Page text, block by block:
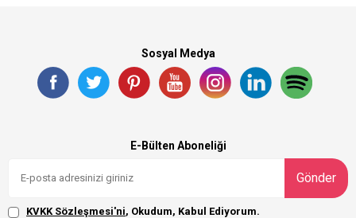
Sosyal Medya
E-Bülten Aboneliği
Gönder
KVKK Sözleşmesi'ni, Okudum, Kabul Ediyorum.